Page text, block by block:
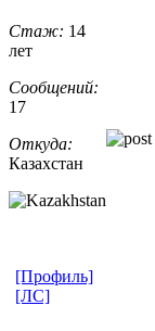
Стаж: 14
лет
Сообщений:
17
Откуда:
Казахстан
[Профиль]
[ЛС]